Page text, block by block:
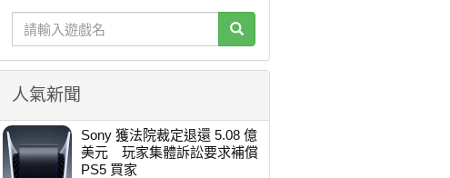
人氣新聞
Sony 獲法院裁定退還 5.08 億
美元 玩家集體訴訟要求補償
PS5 買家